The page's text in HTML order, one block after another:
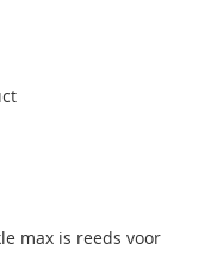
max is reeds voor